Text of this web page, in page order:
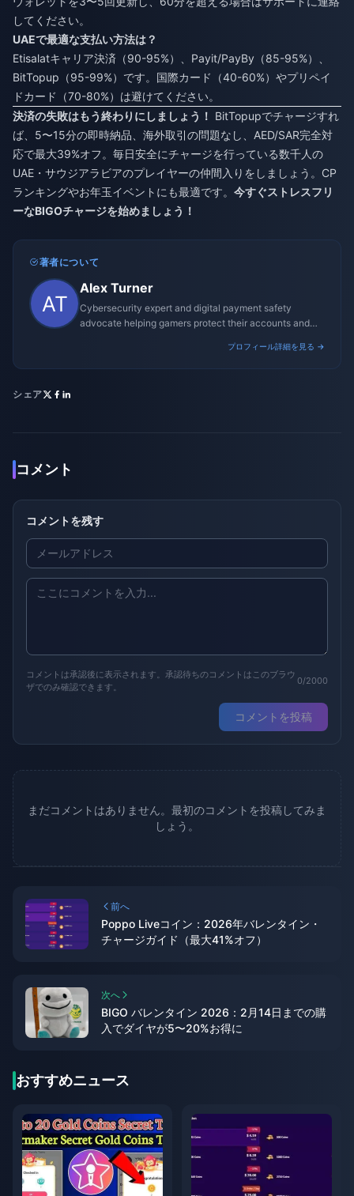
してください。
UAEで最適な支払い方法は？
Etisalatキャリア決済（90-95%）、Payit/PayBy（85-95%）、
BitTopup（95-99%）です。国際カード（40-60%）やプリペイ
ドカード（70-80%）は避けてください。
決済の失敗はもう終わりにしましょう！ BitTopupでチャージすれ
ば、5〜15分の即時納品、海外取引の問題なし、AED/SAR完全対
応で最大39%オフ。毎日安全にチャージを行っている数千人の
UAE・サウジアラビアのプレイヤーの仲間入りをしましょう。CP
ランキングやお年玉イベントにも最適です。 今すぐストレスフリ
ーなBIGOチャージを始めましょう！
著者について
Alex Turner
Cybersecurity expert and digital payment safety
advocate helping gamers protect their accounts and
プロフィール詳細を見る →
シェア
コメント
コメントを残す
コメントは承認後に表示されます。承認待ちのコメントはこのブラウ
ザでのみ確認できます。
0/2000
コメントを投稿
まだコメントはありません。最初のコメントを投稿してみま
しょう。
前へ
Poppo Liveコイン：2026年バレンタイン・
チャージガイド（最大41%オフ）
次へ
BIGO バレンタイン 2026：2月14日までの購
入でダイヤが5〜20%お得に
おすすめニュース